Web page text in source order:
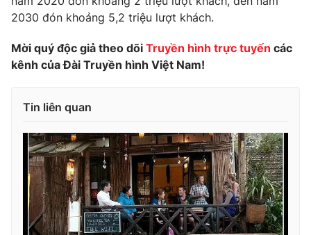
Hitech Công nghệ tương lai
Thị trường
Giao lưu trực tuyến
Lịch phát sóng
Chuyên mục khác
Emagazine Podcast
Photo Infographic
Video Shorts video
2030 đón khoảng 5,2 triệu lượt khách.
Mời quý độc giả theo dõi Truyền hình trực tuyến các
kênh của Đài Truyền hình Việt Nam!
Tin liên quan